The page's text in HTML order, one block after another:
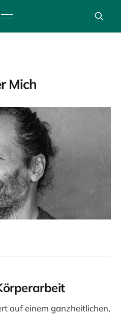
Mich
auf einem ganzheitlichen,